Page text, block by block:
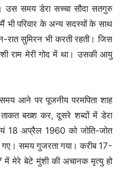
उस समय डेरा सच्चा सौदा सतगुरु
भी परिवार के अन्य सदस्यों के साथ
रात सुमिरन भी करती रहती। जिस
राम मेरी गोद में था। उसकी आयु
समय आने पर पूजनीय परमपिता शाह
ताकत बख्श कर, दूसरे शब्दों में डेरा
18 अप्रैल 1960 को जोति-जोत
गए। समय गुजरता गया। करीब 17-
में मेरे बेटे मुंशी की अचानक मृत्यु हो